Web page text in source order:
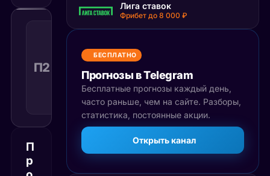
П2 с ОТ
Победа
с
учетом
доп.
времени
Рекомендуемая
ставка
П
р
Лига ставок
Фрибет до 8 000 ₽
БЕСПЛАТНО
Прогнозы в Telegram
Бесплатные прогнозы каждый день,
часто раньше, чем на сайте. Разборы,
статистика, постоянные акции.
Открыть канал